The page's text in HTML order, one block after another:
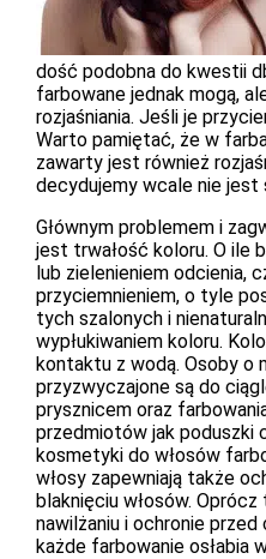
dość podobna do kwestii
farbowane jednak mogą,
rozjaśniania. Jeśli je
Warto pamiętać, że w
zawarty jest również
decydujemy wcale nie jest
Głównym problemem i
jest trwałość koloru. O ile
lub zielenieniem odcienia,
przyciemnieniem, o tyle
tych szalonych i
wypłukiwaniem koloru.
kontaktu z wodą. Osoby o
przyzwyczajone są do
prysznicem oraz
przedmiotów jak poduszki
kosmetyki do włosów
włosy zapewniają także
blaknięciu włosów.
nawilżaniu i ochronie
każde farbowanie osłabia